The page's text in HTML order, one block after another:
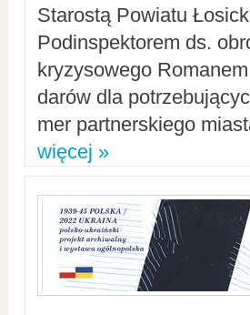
Starostą Powiatu
Podinspektorem ds.
kryzysowego
darów dla
mer partnerskiego
więcej »